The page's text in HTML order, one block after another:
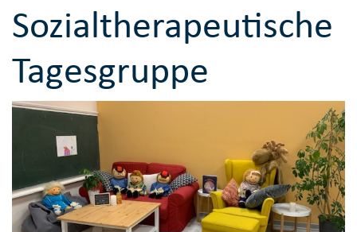
Sozialtherapeutische
Tagesgruppe